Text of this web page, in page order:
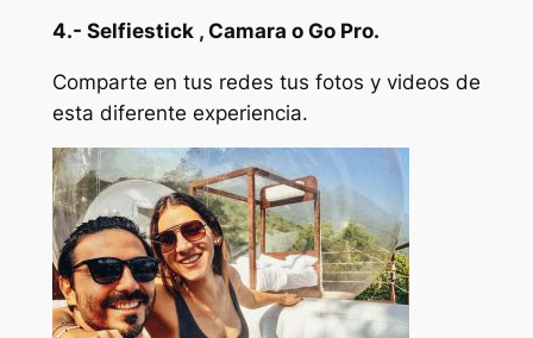
4.- Selfiestick , Camara o Go Pro.
Comparte en tus redes tus fotos y videos de
esta diferente experiencia.